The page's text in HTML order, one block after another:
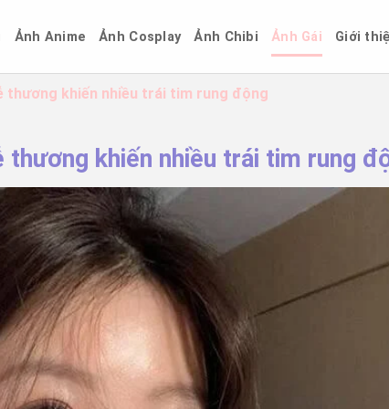
Ảnh Anime Ảnh Cosplay Ảnh Chibi Ảnh Gái Giới
thương khiến nhiều trái tim rung động
thương khiến nhiều trái tim rung